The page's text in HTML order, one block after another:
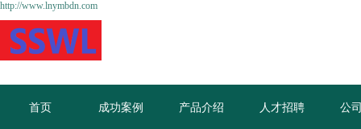
http://www.lnymbdn.com
首页 成功案例 产品介绍 人才招聘 公